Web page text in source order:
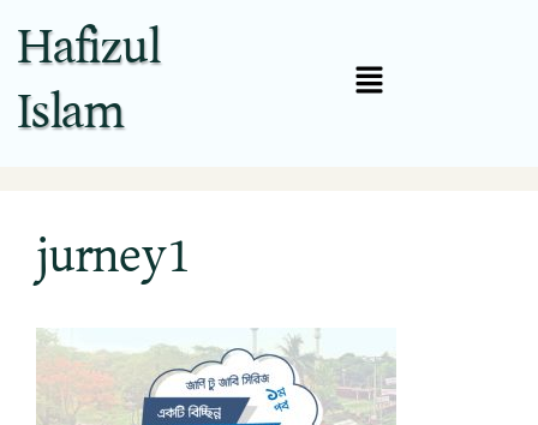
Hafizul
Islam
jurney1